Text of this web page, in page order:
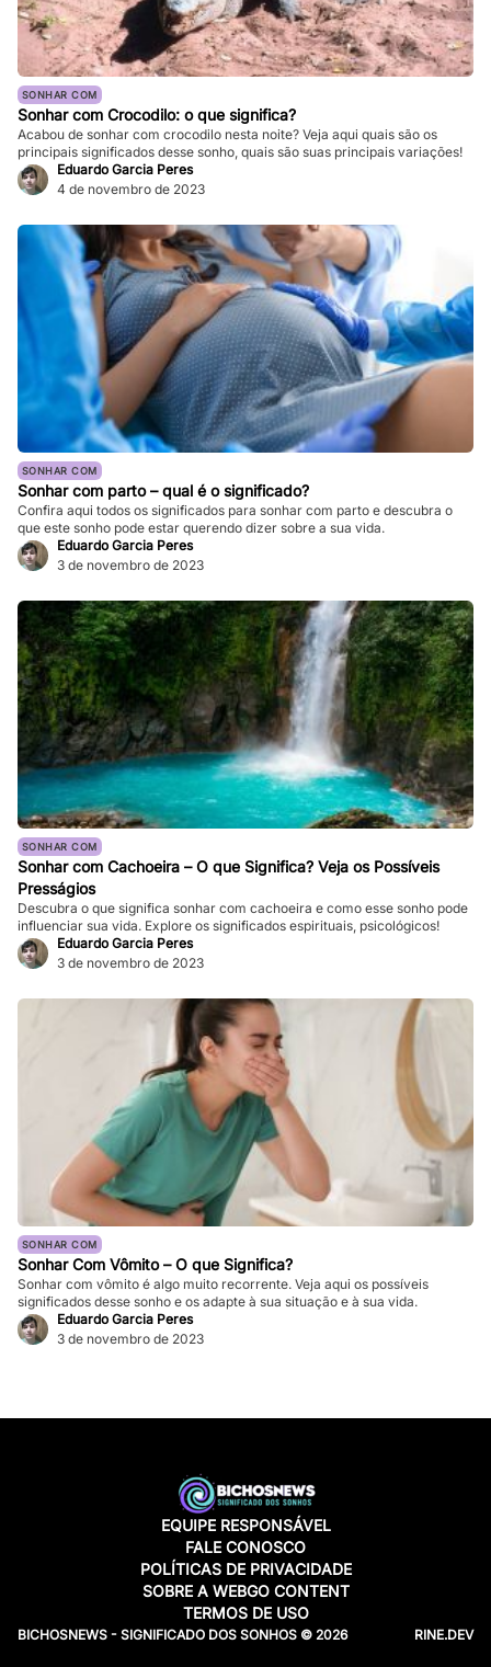
SONHAR COM
Sonhar com Crocodilo: o que significa?
Acabou de sonhar com crocodilo nesta noite? Veja aqui quais são os
principais significados desse sonho, quais são suas principais variações!
Eduardo Garcia Peres
4 de novembro de 2023
SONHAR COM
Sonhar com parto – qual é o significado?
Confira aqui todos os significados para sonhar com parto e descubra o
que este sonho pode estar querendo dizer sobre a sua vida.
Eduardo Garcia Peres
3 de novembro de 2023
SONHAR COM
Sonhar com Cachoeira – O que Significa? Veja os Possíveis
Presságios
Descubra o que significa sonhar com cachoeira e como esse sonho pode
influenciar sua vida. Explore os significados espirituais, psicológicos!
Eduardo Garcia Peres
3 de novembro de 2023
SONHAR COM
Sonhar Com Vômito – O que Significa?
Sonhar com vômito é algo muito recorrente. Veja aqui os possíveis
significados desse sonho e os adapte à sua situação e à sua vida.
Eduardo Garcia Peres
3 de novembro de 2023
EQUIPE RESPONSÁVEL
FALE CONOSCO
POLÍTICAS DE PRIVACIDADE
SOBRE A WEBGO CONTENT
TERMOS DE USO
BICHOSNEWS - SIGNIFICADO DOS SONHOS © 2026 RINE.DEV